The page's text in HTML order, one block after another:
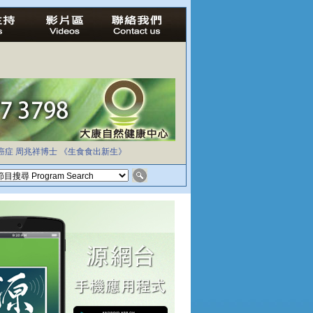
症 周兆祥博士 《生食食出新生》